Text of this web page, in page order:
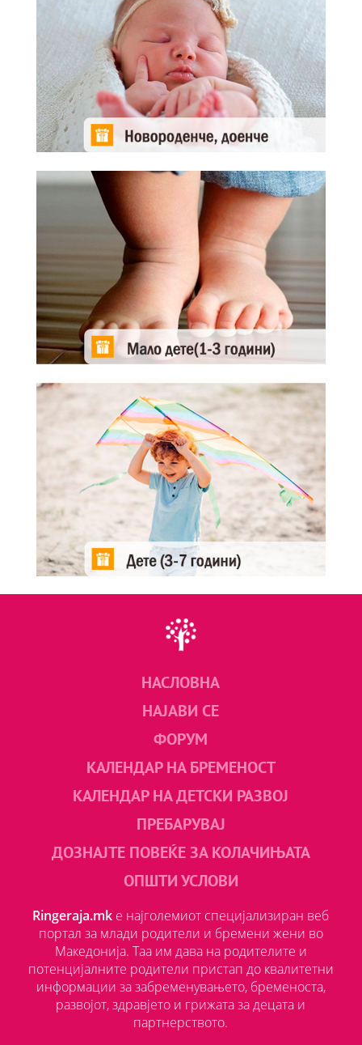
НАСЛОВНА
НАЈАВИ СЕ
ФОРУМ
КАЛЕНДАР НА БРЕМЕНОСТ
КАЛЕНДАР НА ДЕТСКИ РАЗВОЈ
ПРЕБАРУВАЈ
ДОЗНАЈТЕ ПОВЕЌЕ ЗА КОЛАЧИЊАТА
ОПШТИ УСЛОВИ
Ringeraja.mk е најголемиот специјализиран веб
портал за млади родители и бремени жени во
Македонија. Таа им дава на родителите и
потенцијалните родители пристап до квалитетни
информации за забременувањето, бременоста,
развојот, здравјето и грижата за децата и
партнерството.